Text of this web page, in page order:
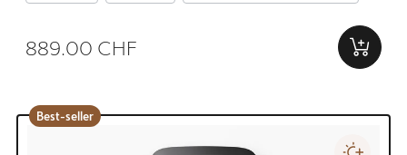
889.00 CHF
Best-seller